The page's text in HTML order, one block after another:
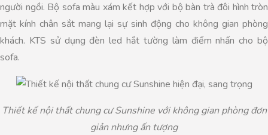
người ngồi. Bộ sofa màu xám kết hợp với bộ bàn trà đôi hình tròn
mặt kính chân sắt mang lại sự sinh động cho không gian phòng
khách. KTS sử dụng đèn led hắt tường làm điểm nhấn cho bộ
sofa.
Thiết kế nội thất chung cư Sunshine với không gian phòng đơn
giản nhưng ấn tượng